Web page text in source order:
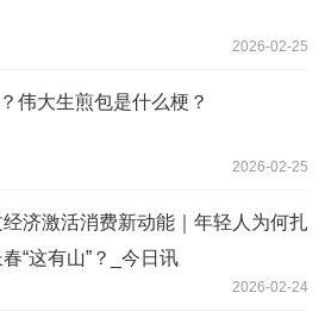
2026-02-25
伟大生煎包是什么梗？
2026-02-25
经济激活消费新动能｜年轻人为何扎
“这有山”？_今日讯
2026-02-24